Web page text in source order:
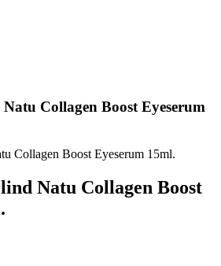
Collagen Boost Eyeserum
Natu Collagen Boost